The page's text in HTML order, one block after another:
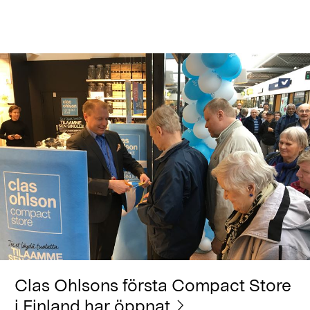
Clas Ohlsons första Compact Store
i Finland har öppnat